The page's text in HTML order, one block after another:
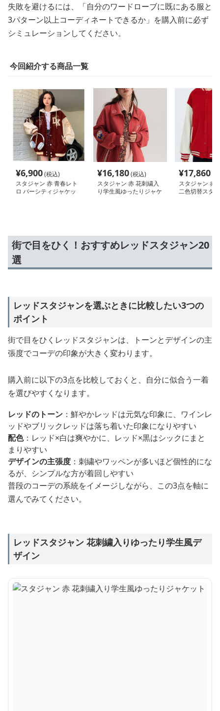
失敗を避けるには、「自分のワードローブに既にある服と
3パターン以上コーディネートできるか」を購入前に必ず
シミュレーションしてください。
今回紹介する商品一覧
¥6,900(税込)
スタジャン 赤 青春レト
ロ バーシティジャケッ
¥16,180(税込)
スタジャン 赤 花刺繍入
り学生風ゆったりジャケ
¥17,860
スタジャン 赤
二色切替スタ
街で目をひく！おすすめレッドスタジャン20
選
レッドスタジャンを選ぶときに比較したい3つの
ポイント
街で目をひくレッドスタジャンは、トーンとデザインの主
張度でコーデの印象が大きく変わります。
購入前に以下の3点を比較しておくと、自分に似合う一着
を選びやすくなります。
レッドのトーン ：鮮やかレッドは元気な印象に、ワインレ
ッドやブリックレッドは落ち着いた印象になりやすい
配色：レッド×白は爽やかに、レッド×黒はシックにまと
まりやすい
デザインの主張度 ：刺繍やワッペンが多いほど個性的にな
るが、シンプルな方が着回しやすい
普段のコーデの系統をイメージしながら、この3点を軸に
選んでみてください。
レッドスタジャン 花刺繍入りゆったり学生風デ
ザイン